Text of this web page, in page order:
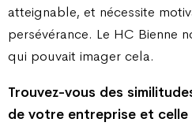
atteignable, et nécessite
persévérance. Le HC Bienne
qui pouvait imager cela.
Trouvez-vous des
de votre entreprise et celle